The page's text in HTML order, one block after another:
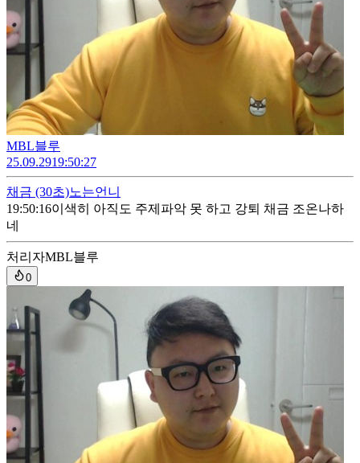
MBL블루
25.09.2919:50:27
채금 (30초)노는언니
19:50:16이색히 아직도 주제파악 못 하고 강퇴 채금 조온나하
네
처리자MBL블루
0